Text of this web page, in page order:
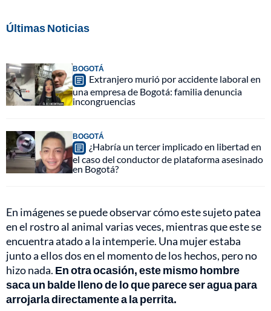
Últimas Noticias
BOGOTÁ
Extranjero murió por accidente laboral en
una empresa de Bogotá: familia denuncia
incongruencias
BOGOTÁ
¿Habría un tercer implicado en libertad en
el caso del conductor de plataforma asesinado
en Bogotá?
En imágenes se puede observar cómo este sujeto patea
en el rostro al animal varias veces, mientras que este se
encuentra atado a la intemperie. Una mujer estaba
junto a ellos dos en el momento de los hechos, pero no
hizo nada. En otra ocasión, este mismo hombre
saca un balde lleno de lo que parece ser agua para
arrojarla directamente a la perrita.